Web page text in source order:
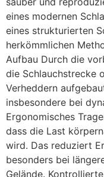
eines modernen
eines strukturierten
herkömmlichen
Aufbau Durch die
die Schlauchstrecke
Verheddern
insbesondere bei
Ergonomisches
dass die Last
wird. Das reduziert
besonders bei
Gelände.